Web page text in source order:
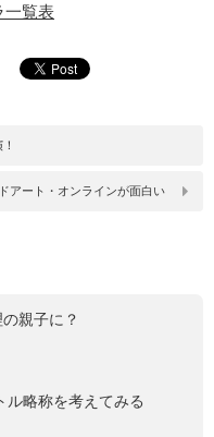
一覧表
アート・オンラインが面白い
親子に？
ル略称を考えてみる